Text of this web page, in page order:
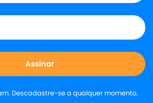
Descadastre-se a qualquer momento.